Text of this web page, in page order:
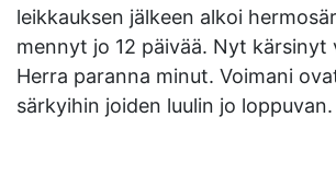
leikkauksen jälkeen alkoi
mennyt jo 12 päivää. Nyt kärsinyt
Herra paranna minut. Voimani
särkyihin joiden luulin jo loppuvan.